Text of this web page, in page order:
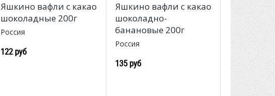
Яшкино вафли с какао
шоколадные 200г
Россия
122 руб
Яшкино вафли с какао
шоколадно-
банановые 200г
Россия
135 руб